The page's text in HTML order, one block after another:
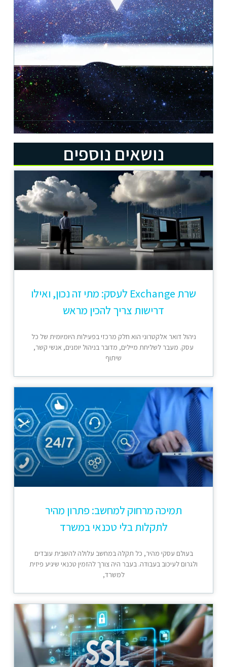
נושאים נוספים
שרת Exchange לעסק: מתי זה נכון, ואילו
דרישות צריך להכין מראש
ניהול דואר אלקטרוני הוא חלק מרכזי בפעילות היומיומית של כל
עסק. מעבר לשליחת מיילים, מדובר בניהול יומנים, אנשי קשר,
שיתוף
תמיכה מרחוק למחשב: פתרון מהיר
לתקלות בלי טכנאי במשרד
בעולם עסקי מהיר, כל תקלה במחשב עלולה להשבית עובדים
ולגרום לעיכוב בעבודה. בעבר היה צורך להזמין טכנאי שיגיע פיזית
למשרד,